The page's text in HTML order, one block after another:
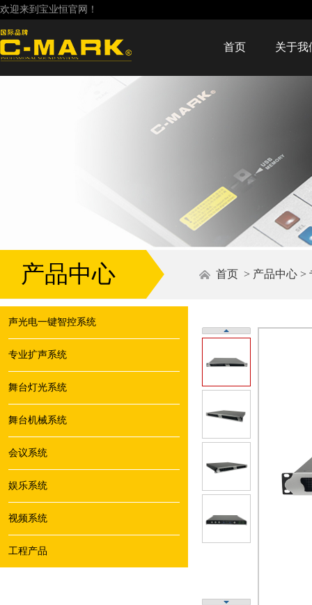
欢迎来到宝业恒官网！
首页 关于我
产品中心 首页 > 产品中心 >
声光电一键智控系统
专业扩声系统
舞台灯光系统
舞台机械系统
会议系统
娱乐系统
视频系统
工程产品